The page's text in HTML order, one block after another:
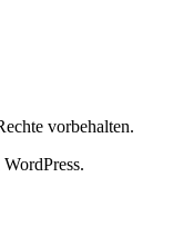
vorbehalten.